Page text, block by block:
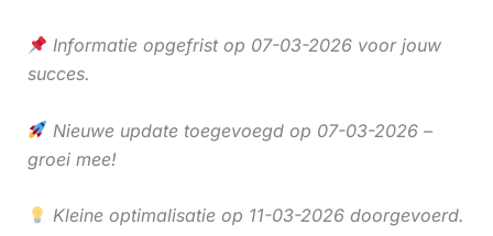
Informatie opgefrist op 07-03-2026 voor jouw
succes.
Nieuwe update toegevoegd op 07-03-2026 –
groei mee!
Kleine optimalisatie op 11-03-2026 doorgevoerd.